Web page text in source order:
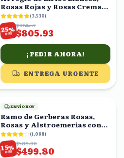
Rosas Rojas y Rosas Crema
en Caja con Globo
(3,530)
25%
OFF
$1074.57
$805.93
¡PEDIR AHORA!
ENTREGA URGENTE
ENVÍO HOY
Ramo de Gerberas Rosas,
Rosas y Alstroemerias con
Eucalipto
(1,098)
15%
OFF
$588.00
$499.80